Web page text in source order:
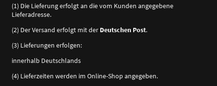
(1) Die Lieferung erfolgt an die vom Kunden angegebene
Lieferadresse.
(2) Der Versand erfolgt mit der Deutschen Post.
(3) Lieferungen erfolgen:
innerhalb Deutschlands
(4) Lieferzeiten werden im Online-Shop angegeben.